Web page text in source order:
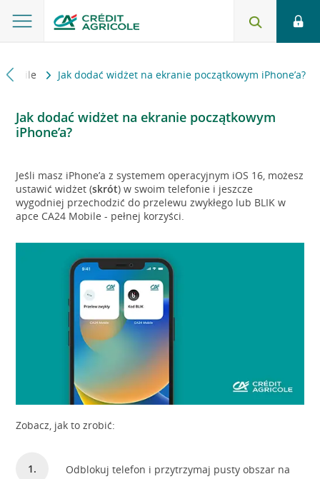
Mobile Jak dodać widżet na ekranie początkowym iPhone’a?
Jak dodać widżet na ekranie początkowym
iPhone’a?
Jeśli masz iPhone’a z systemem operacyjnym iOS 16, możesz
ustawić widżet (skrót) w swoim telefonie i jeszcze
wygodniej przechodzić do przelewu zwykłego lub BLIK w
apce CA24 Mobile - pełnej korzyści.
Zobacz, jak to zrobić:
Odblokuj telefon i przytrzymaj pusty obszar na